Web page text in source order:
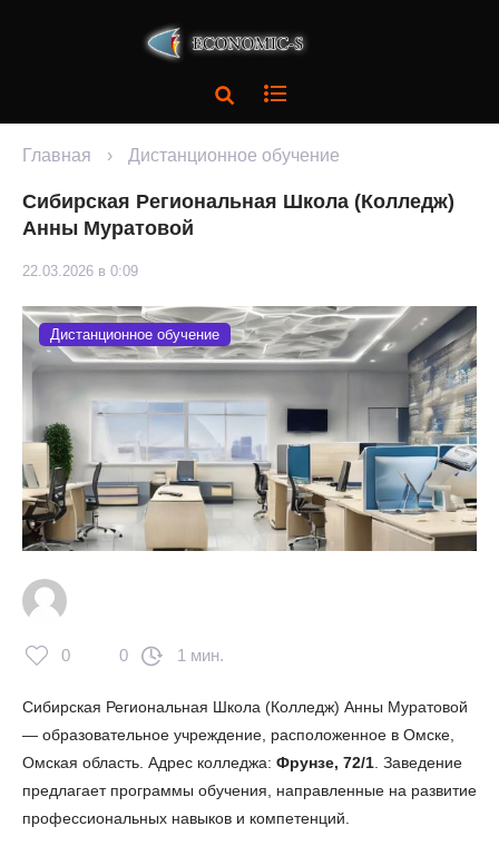
Главная › Дистанционное обучение
Сибирская Региональная Школа (Колледж)
Анны Муратовой
22.03.2026 в 0:09
Дистанционное обучение
0 0 1 мин.
Сибирская Региональная Школа (Колледж) Анны Муратовой
— образовательное учреждение, расположенное в Омске,
Омская область. Адрес колледжа: Фрунзе, 72/1 . Заведение
предлагает программы обучения, направленные на развитие
профессиональных навыков и компетенций.